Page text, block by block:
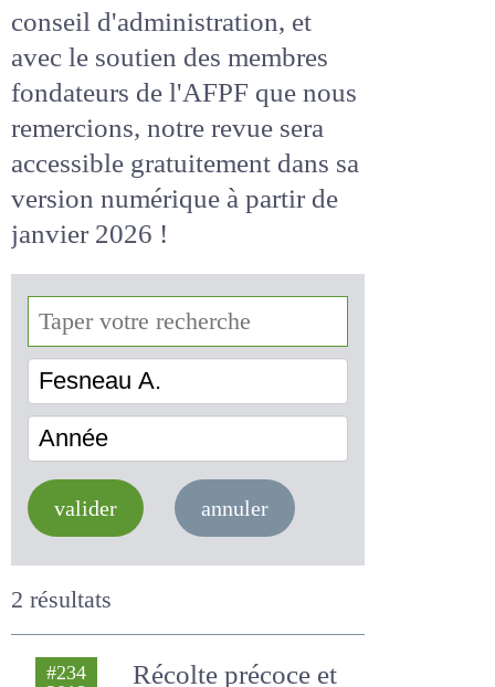
Suite à la décision de notre
conseil d'administration, et
avec le soutien des membres
fondateurs de l'AFPF que nous
remercions, notre revue sera
accessiblegratuitementdans
sa version numérique
de janvier 2026 !
Fesneau A.
valider annuler
2 résultats